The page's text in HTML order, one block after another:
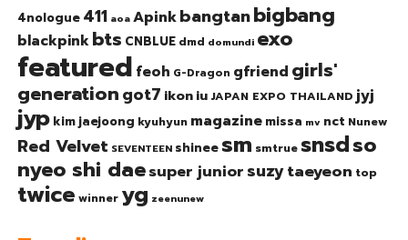
4nologue 411 aoa Apinkbangtanbigbang
blackpinkbts CNBLUE dmd domundi exo
featured feoh G-Dragon gfriend girls'
generationgot7 ikoniu JAPAN EXPO THAILAND jyj
jyp kim jaejoong kyuhyun magazine missa mv nct Nunew
Red Velvet SEVENTEEN shinee sm smtrue snsdso
nyeo shi daesuper junior suzytaeyeon top
twice winner yg zeenunew